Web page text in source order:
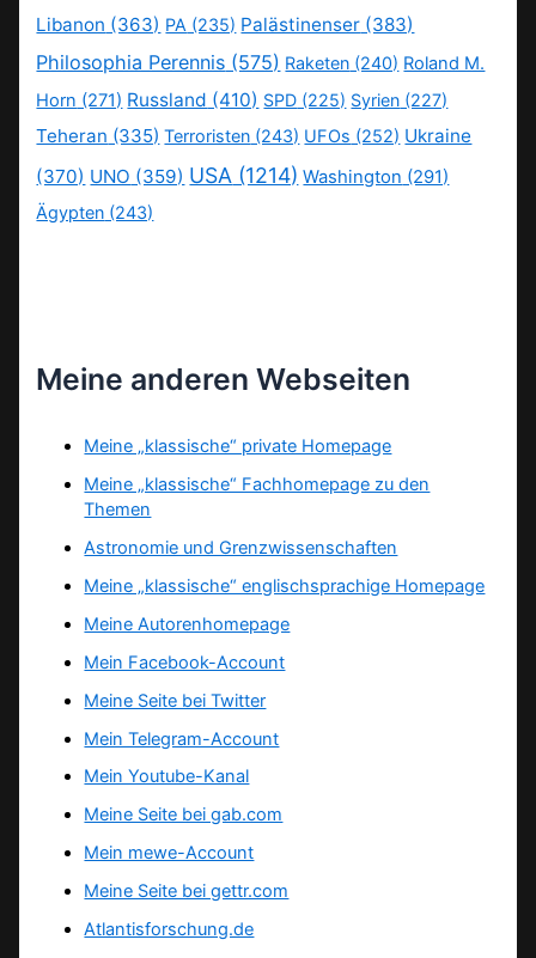
Libanon (363) PA (235) Palästinenser (383)
Philosophia Perennis (575) Raketen (240) Roland M.
Horn (271) Russland (410) SPD (225) Syrien (227)
Teheran (335) Terroristen (243) UFOs (252) Ukraine
(370) UNO (359) USA (1214) Washington (291)
Ägypten (243)
Meine anderen Webseiten
Meine „klassische“ private Homepage
Meine „klassische“ Fachhomepage zu den
Themen
Astronomie und Grenzwissenschaften
Meine „klassische“ englischsprachige Homepage
Meine Autorenhomepage
Mein Facebook-Account
Meine Seite bei Twitter
Mein Telegram-Account
Mein Youtube-Kanal
Meine Seite bei gab.com
Mein mewe-Account
Meine Seite bei gettr.com
Atlantisforschung.de